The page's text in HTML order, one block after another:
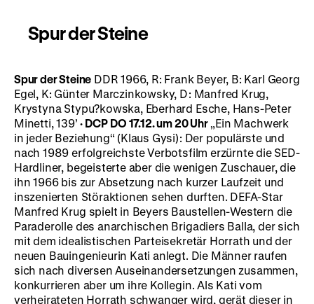
Spur der Steine
Spur der Steine DDR 1966, R: Frank Beyer, B: Karl Georg
Egel, K: Günter Marczinkowsky, D: Manfred Krug,
Krystyna Stypu?kowska, Eberhard Esche, Hans-Peter
Minetti, 139’· DCP DO 17.12. um 20 Uhr„Ein Machwerk
in jeder Beziehung“ (Klaus Gysi): Der populärste und
nach 1989 erfolgreichste Verbotsfilm erzürnte die SED-
Hardliner, begeisterte aber die wenigen Zuschauer, die
ihn 1966 bis zur Absetzung nach kurzer Laufzeit und
inszenierten Störaktionen sehen durften. DEFA-Star
Manfred Krug spielt in Beyers Baustellen-Western die
Paraderolle des anarchischen Brigadiers Balla, der sich
mit dem idealistischen Parteisekretär Horrath und der
neuen Bauingenieurin Kati anlegt. Die Männer raufen
sich nach diversen Auseinandersetzungen zusammen,
konkurrieren aber um ihre Kollegin. Als Kati vom
verheirateten Horrath schwanger wird, gerät dieser in